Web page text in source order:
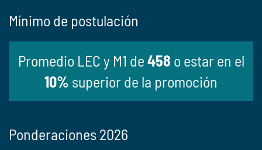
Mínimo de postulación
Promedio LEC y M1 de458 o estar en el
10% superior de la promoción
Ponderaciones 2026